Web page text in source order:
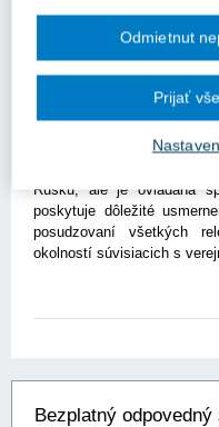
kontexte verejného
(EÚ) č. 833/2014 v znení
Rozhodnutie
ekonomických
kontrolných pomerov a
Rusku, ale je ovládaná
poskytuje dôležité
posudzovaní všetkých
okolností súvisiacich s
Bezplatný
Odmietnut
Prijať